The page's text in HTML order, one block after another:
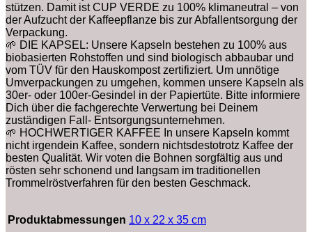
stützen. Damit ist CUP VERDE zu 100% klimaneutral – von
der Aufzucht der Kaffeepflanze bis zur Abfallentsorgung der
Verpackung.
🌱 DIE KAPSEL: Unsere Kapseln bestehen zu 100% aus
biobasierten Rohstoffen und sind biologisch abbaubar und
vom TÜV für den Hauskompost zertifiziert. Um unnötige
Umverpackungen zu umgehen, kommen unsere Kapseln als
30er- oder 100er-Gesindel in der Papiertüte. Bitte informiere
Dich über die fachgerechte Verwertung bei Deinem
zuständigen Fall- Entsorgungsunternehmen.
🌱 HOCHWERTIGER KAFFEE In unsere Kapseln kommt
nicht irgendein Kaffee, sondern nichtsdestotrotz Kaffee der
besten Qualität. Wir voten die Bohnen sorgfältig aus und
rösten sehr schonend und langsam im traditionellen
Trommelröstverfahren für den besten Geschmack.
Produktabmessungen ‎10 x 22 x 35 cm